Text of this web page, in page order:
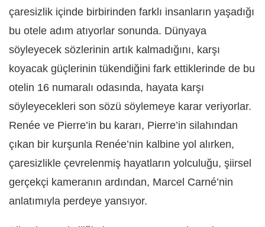
çaresizlik içinde birbirinden farklı insanların yaşadığı
bu otele adım atıyorlar sonunda. Dünyaya
söyleyecek sözlerinin artık kalmadığını, karşı
koyacak güçlerinin tükendiğini fark ettiklerinde de bu
otelin 16 numaralı odasında, hayata karşı
söyleyecekleri son sözü söylemeye karar veriyorlar.
Renée ve Pierre’in bu kararı, Pierre’in silahından
çıkan bir kurşunla Renée’nin kalbine yol alırken,
çaresizlikle çevrelenmiş hayatların yolculuğu, şiirsel
gerçekçi kameranın ardından, Marcel Carné’nin
anlatımıyla perdeye yansıyor.